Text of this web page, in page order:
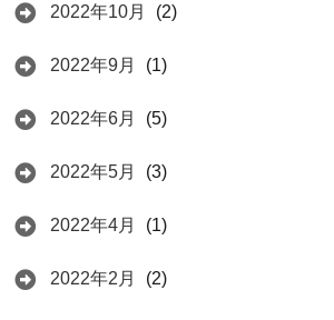
2022年10月 (2)
2022年9月 (1)
2022年6月 (5)
2022年5月 (3)
2022年4月 (1)
2022年2月 (2)